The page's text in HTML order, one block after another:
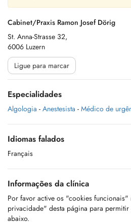
Cabinet/Praxis Ramon Josef Dörig
St. Anna-Strasse 32,
6006 Luzern
Ligue para marcar
Especialidades
Algologia - Anestesista - Médico de
Idiomas falados
Français
Informações da clínica
Por favor active os "cookies
privacidade" desta página para
abaixo.